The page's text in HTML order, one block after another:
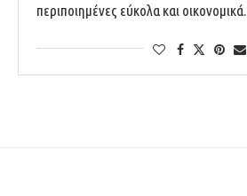
περιποιημένες εύκολα και οικονομικά.